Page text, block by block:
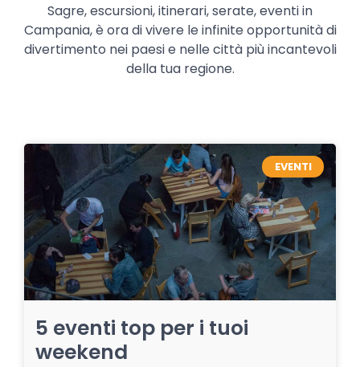
Sagre, escursioni, itinerari, serate, eventi in
Campania, è ora di vivere le infinite opportunità di
divertimento nei paesi e nelle città più incantevoli
della tua regione.
EVENTI
5 eventi top per i tuoi
weekend